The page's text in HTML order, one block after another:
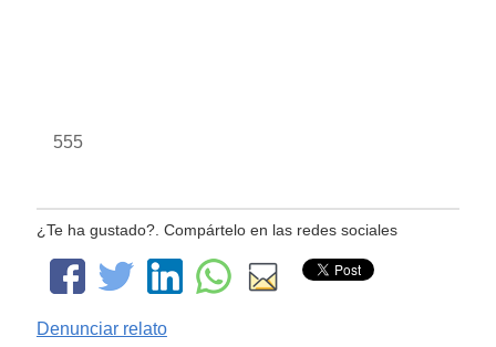
555
¿Te ha gustado?. Compártelo en las redes sociales
Denunciar relato